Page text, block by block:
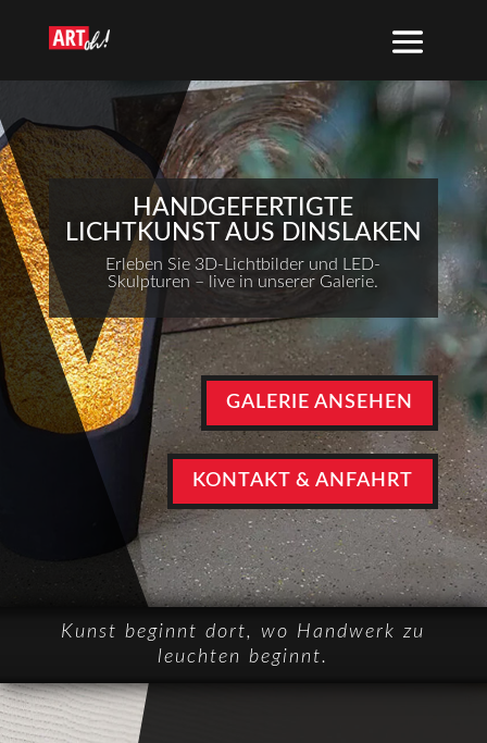
HANDGEFERTIGTE
LICHTKUNST AUS DINSLAKEN
Erleben Sie 3D-Lichtbilder und LED-
Skulpturen – live in unserer Galerie.
GALERIE ANSEHEN
KONTAKT & ANFAHRT
Kunst beginnt dort, wo Handwerk zu
leuchten beginnt.